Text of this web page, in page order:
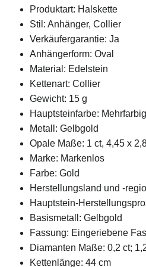
Produktart: Halskette
Stil: Anhänger, Collier
Verkäufergarantie: Ja
Anhängerform: Oval
Material: Edelstein
Kettenart: Collier
Gewicht: 15 g
Hauptsteinfarbe: Mehrfarbig
Metall: Gelbgold
Opale Maße: 1 ct, 4,45 x
Marke: Markenlos
Farbe: Gold
Herstellungsland und -
Hauptstein-
Basismetall: Gelbgold
Fassung: Eingeriebene
Diamanten Maße: 0,2 ct;
Kettenlänge: 44 cm